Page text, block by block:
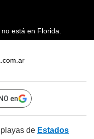
está en Florida.
en
de Estados